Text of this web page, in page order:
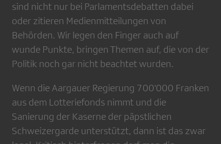
sind nicht nur bei Parlamentsdebatten dabei
oder zitieren Medienmitteilungen von
Behörden. Wir legen den Finger auch auf
wunde Punkte, bringen Themen auf, die von der
Politik noch gar nicht beachtet wurden.
Wenn die Aargauer Regierung 700'000 Franken
aus dem Lotteriefonds nimmt und die
Sanierung der Kaserne der päpstlichen
Schweizergarde unterstützt, dann ist das zwar